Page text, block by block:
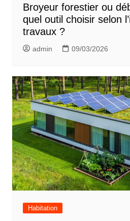
Broyeur forestier ou
quel outil choisir selon
travaux ?
admin 09/03/2026
Habitation